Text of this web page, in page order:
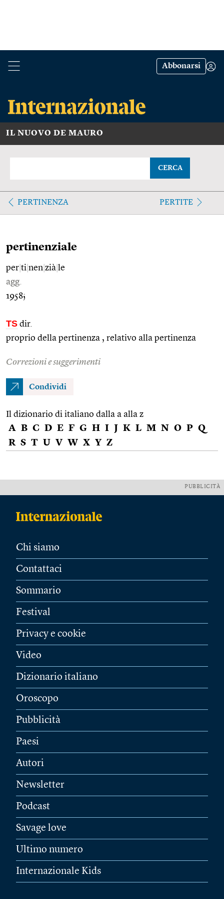
Abbonarsi
IL NUOVO DE MAURO
CERCA
PERTINENZA PERTITE
pertinenziale
per ti nen zià le
agg.
1958;
TS dir.
proprio della pertinenza , relativo alla pertinenza
Correzioni e suggerimenti
Condividi
Il dizionario di italiano dalla a alla z
A B C D E F G H I J K L M N O P Q
R S T U V W X Y Z
PUBBLICITÀ
Chi siamo
Contattaci
Sommario
Festival
Privacy e cookie
Video
Dizionario italiano
Oroscopo
Pubblicità
Paesi
Autori
Newsletter
Podcast
Savage love
Ultimo numero
Internazionale Kids